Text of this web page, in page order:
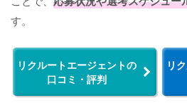
す。
リクルートエージェントの
口コミ・評判
リ